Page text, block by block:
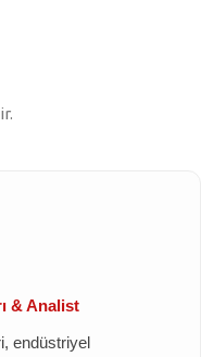
& Analist
endüstriyel